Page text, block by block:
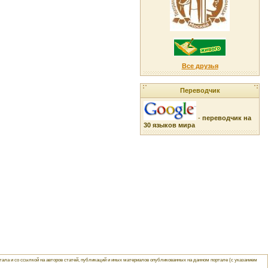
Все друзья
Переводчик
- переводчик на
30 языков мира
и со ссылкой на авторов статей, публикаций и иных материалов опубликованных на данном портале (с указанием